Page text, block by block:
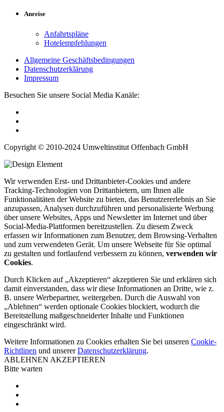
Anreise
Anfahrtspläne
Hotelempfehlungen
Allgemeine Geschäftsbedingungen
Datenschutzerklärung
Impressum
Besuchen Sie unsere Social Media Kanäle:
Copyright © 2010-2024 Umweltinstitut Offenbach GmbH
Wir verwenden Erst- und Drittanbieter-Cookies und andere
Tracking-Technologien von Drittanbietern, um Ihnen alle
Funktionalitäten der Website zu bieten, das Benutzererlebnis an Sie
anzupassen, Analysen durchzuführen und personalisierte Werbung
über unsere Websites, Apps und Newsletter im Internet und über
Social-Media-Plattformen bereitzustellen. Zu diesem Zweck
erfassen wir Informationen zum Benutzer, dem Browsing-Verhalten
und zum verwendeten Gerät. Um unsere Webseite für Sie optimal
zu gestalten und fortlaufend verbessern zu können, verwenden wir
Cookies.
Durch Klicken auf „Akzeptieren“ akzeptieren Sie und erklären sich
damit einverstanden, dass wir diese Informationen an Dritte, wie z.
B. unsere Werbepartner, weitergeben. Durch die Auswahl von
„Ablehnen“ werden optionale Cookies blockiert, wodurch die
Bereitstellung maßgeschneiderter Inhalte und Funktionen
eingeschränkt wird.
Weitere Informationen zu Cookies erhalten Sie bei unseren Cookie-
Richtlinen und unsererDatenschutzerklärung.
ABLEHNEN AKZEPTIEREN
Bitte warten